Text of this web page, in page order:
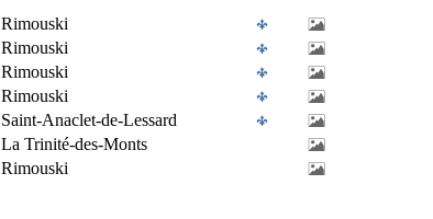
Rimouski
Rimouski
Rimouski
Rimouski
Saint-Anaclet-de-Lessard
La Trinité-des-Monts
Rimouski